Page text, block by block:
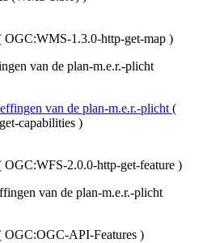
OGC:WMS-1.3.0-http-get-map )
van de plan-m.e.r.-plicht
van de plan-m.e.r.-plicht (
capabilities )
OGC:WFS-2.0.0-http-get-feature )
van de plan-m.e.r.-plicht
OGC:OGC-API-Features )